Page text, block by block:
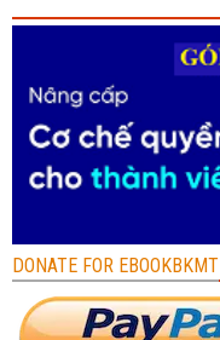
DONATE FOR EBOOKBKMT